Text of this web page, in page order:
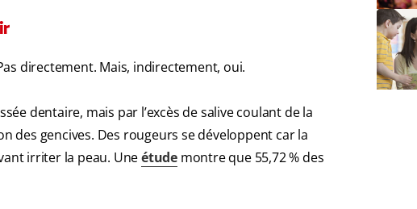
directement. Mais, indirectement, oui.
dentaire, mais par l’excès de salive coulant de la
des gencives. Des rougeurs se développent car la
irriter la peau. Uneétude montre que 55,72 % des